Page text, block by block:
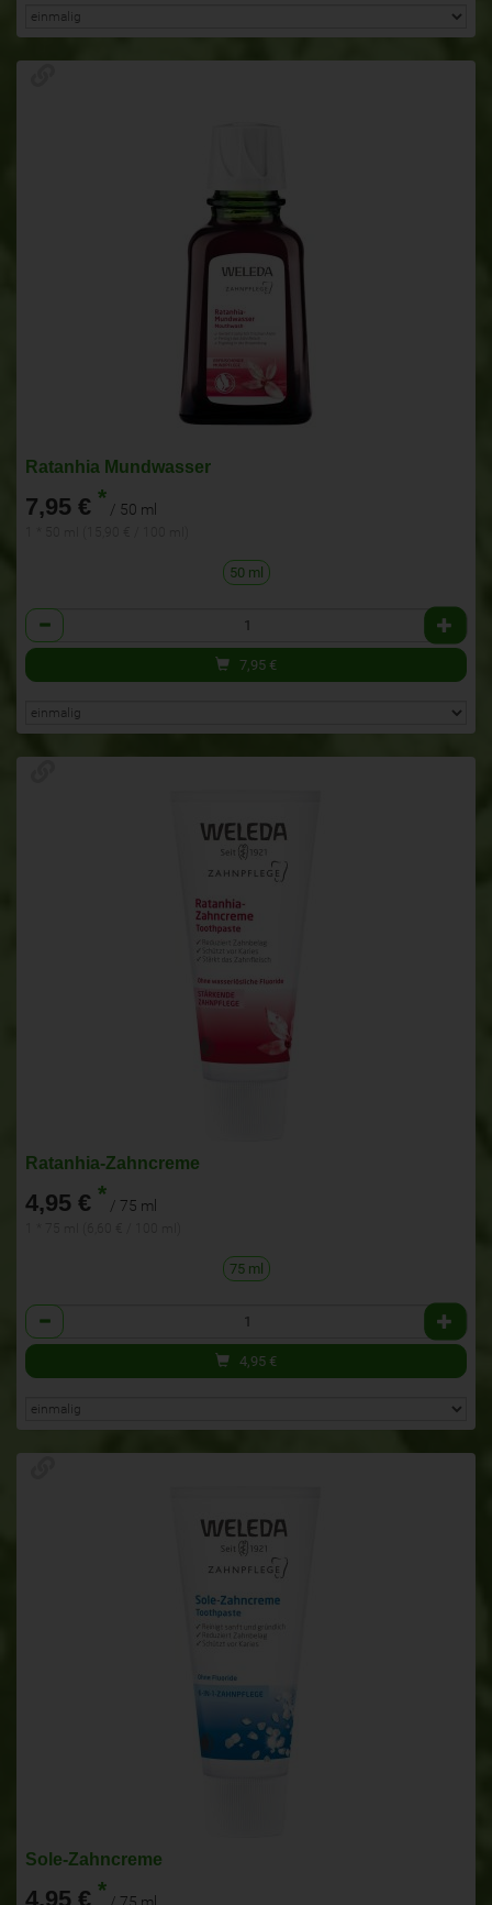
Ratanhia Mundwasser
7,95 € * / 50 ml
50 ml
Anzahl
7,95 €
Ratanhia-Zahncreme
4,95 € * / 75 ml
75 ml
Anzahl
4,95 €
Sole-Zahncreme
4,95 € * / 75 ml